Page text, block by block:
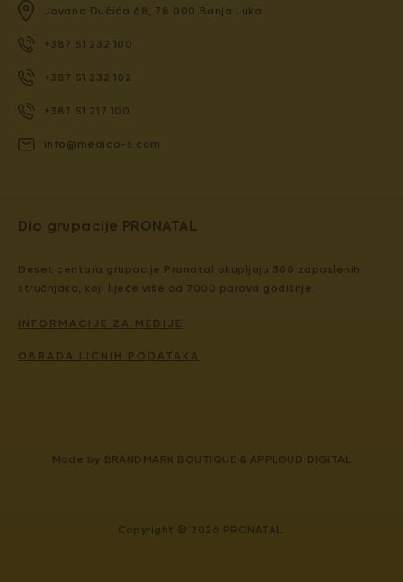
Dio grupacije PRONATAL
Deset centara grupacije Pronatal okupljaju 300 zaposlenih
stručnjaka, koji liječe više od 7000 parova godišnje.
INFORMACIJE ZA MEDIJE
OBRADA LIČNIH PODATAKA
Jovana Dučića 68, 78 000 Banja Luka
+387 51 232 100
+387 51 232 102
+387 51 217 100
info@medico-s.com
Copyright © 2026 PRONATAL.
Made by BRANDMARK BOUTIQUE & APPLOUD DIGITAL